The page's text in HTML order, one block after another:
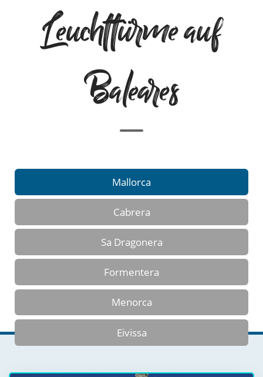
Leuchttürme auf
Baleares
Mallorca
Cabrera
Sa Dragonera
Formentera
Menorca
Eivissa